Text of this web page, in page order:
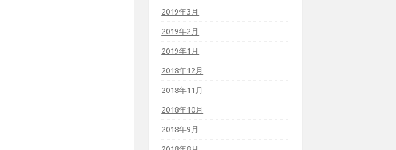
2019年3月
2019年2月
2019年1月
2018年12月
2018年11月
2018年10月
2018年9月